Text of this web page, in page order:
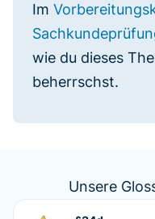
Im
wie du dieses
beherrschst.
Unsere